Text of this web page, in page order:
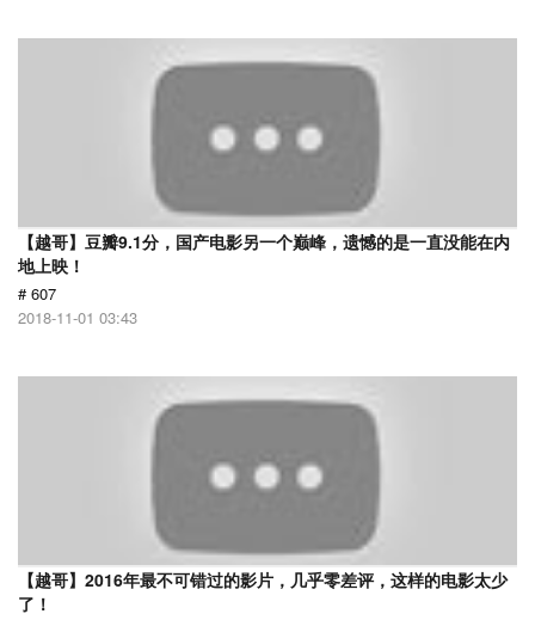
【越哥】豆瓣9.1分，国产电影另一个巅峰，遗憾的是一直没能在内
地上映！
# 607
2018-11-01 03:43
【越哥】2016年最不可错过的影片，几乎零差评，这样的电影太少
了！